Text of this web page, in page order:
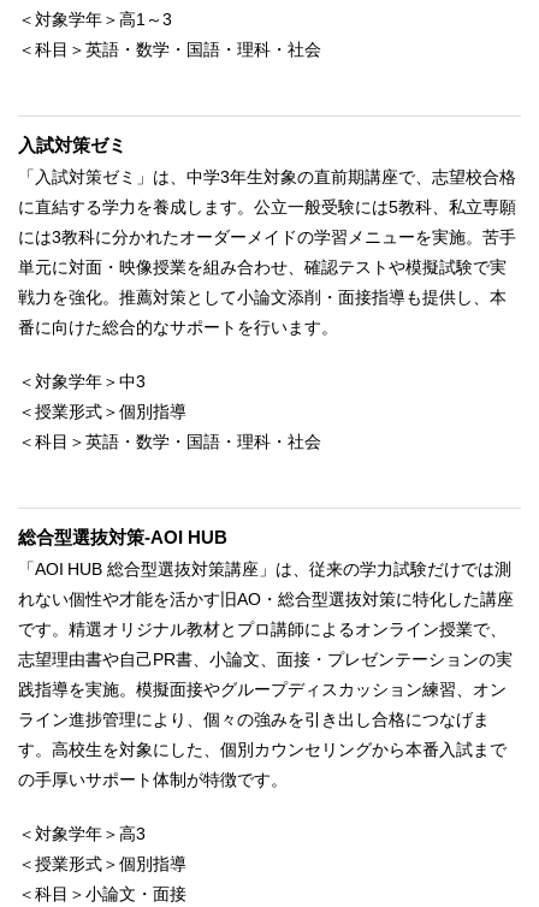
＜対象学年＞高1～3
＜科目＞英語・数学・国語・理科・社会
入試対策ゼミ
「入試対策ゼミ」は、中学3年生対象の直前期講座で、志望校合格
に直結する学力を養成します。公立一般受験には5教科、私立専願
には3教科に分かれたオーダーメイドの学習メニューを実施。苦手
単元に対面・映像授業を組み合わせ、確認テストや模擬試験で実
戦力を強化。推薦対策として小論文添削・面接指導も提供し、本
番に向けた総合的なサポートを行います。
＜対象学年＞中3
＜授業形式＞個別指導
＜科目＞英語・数学・国語・理科・社会
総合型選抜対策-AOI HUB
「AOI HUB 総合型選抜対策講座」は、従来の学力試験だけでは測
れない個性や才能を活かす旧AO・総合型選抜対策に特化した講座
です。精選オリジナル教材とプロ講師によるオンライン授業で、
志望理由書や自己PR書、小論文、面接・プレゼンテーションの実
践指導を実施。模擬面接やグループディスカッション練習、オン
ライン進捗管理により、個々の強みを引き出し合格につなげま
す。高校生を対象にした、個別カウンセリングから本番入試まで
の手厚いサポート体制が特徴です。
＜対象学年＞高3
＜授業形式＞個別指導
＜科目＞小論文・面接